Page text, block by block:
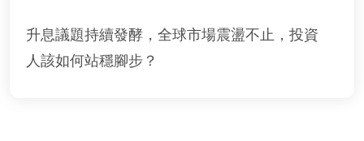
升息議題持續發酵，全球市場震盪不止，投資
人該如何站穩腳步？